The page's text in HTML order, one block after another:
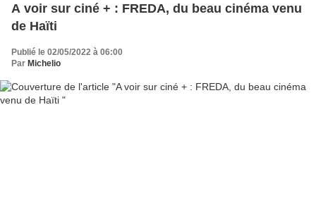
A voir sur ciné + : FREDA, du beau cinéma venu
de Haïti
Publié le 02/05/2022 à 06:00
Par Michelio